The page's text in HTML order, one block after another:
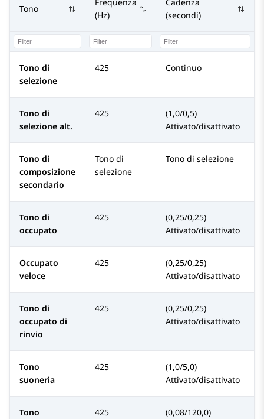
Tono
(Hz)
(secondi)
Tono di
selezione
425 Continuo
Tono di
selezione alt.
425
(1,0/0,5)
Attivato/disattivato
Tono di
composizione
secondario
Tono di
selezione
Tono di selezione
Tono di
occupato
425
(0,25/0,25)
Attivato/disattivato
Occupato
veloce
425
(0,25/0,25)
Attivato/disattivato
Tono di
occupato di
rinvio
425
(0,25/0,25)
Attivato/disattivato
Tono
suoneria
425
(1,0/5,0)
Attivato/disattivato
Tono
425
(0,08/120,0)